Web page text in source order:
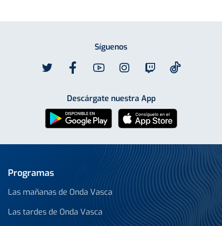
Síguenos
Descárgate nuestra App
Programas
Las mañanas de Onda Vasca
Las tardes de Onda Vasca